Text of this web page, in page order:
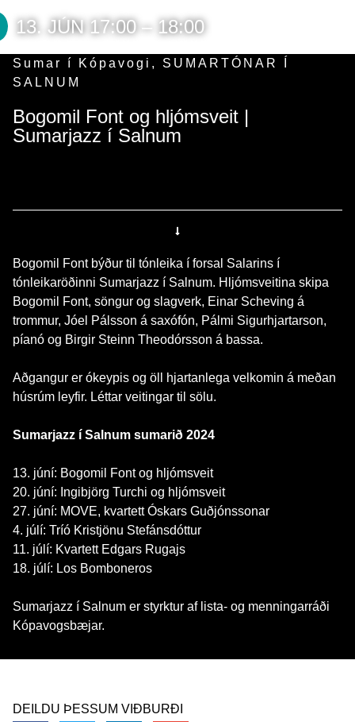
13. JÚN 17:00 – 18:00
Bogomil Font og hljómsveit |
Sumarjazz í Salnum
Sumar í Kópavogi , SUMARTÓNAR Í
SALNUM
Bogomil Font býður til tónleika í forsal Salarins í
tónleikaröðinni Sumarjazz í Salnum. Hljómsveitina skipa
Bogomil Font, söngur og slagverk, Einar Scheving á
trommur, Jóel Pálsson á saxófón, Pálmi Sigurhjartarson,
píanó og Birgir Steinn Theodórsson á bassa.
Aðgangur er ókeypis og öll hjartanlega velkomin á meðan
húsrúm leyfir. Léttar veitingar til sölu.
Sumarjazz í Salnum sumarið 2024
13. júní: Bogomil Font og hljómsveit
20. júní: Ingibjörg Turchi og hljómsveit
27. júní: MOVE, kvartett Óskars Guðjónssonar
4. júlí: Tríó Kristjönu Stefánsdóttur
11. júlí: Kvartett Edgars Rugajs
18. júlí: Los Bomboneros
Sumarjazz í Salnum er styrktur af lista- og menningarráði
Kópavogsbæjar.
DEILDU ÞESSUM VIÐBURÐI